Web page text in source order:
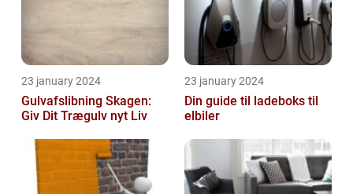
23 january 2024
Gulvafslibning Skagen:
Giv Dit Trægulv nyt Liv
23 january 2024
Din guide til ladeboks til
elbiler